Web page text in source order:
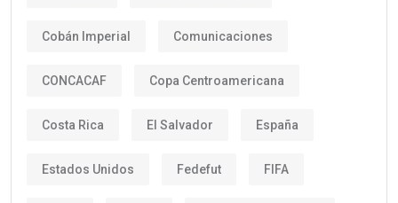
Cobán Imperial Comunicaciones
CONCACAF Copa Centroamericana
Costa Rica El Salvador España
Estados Unidos Fedefut FIFA